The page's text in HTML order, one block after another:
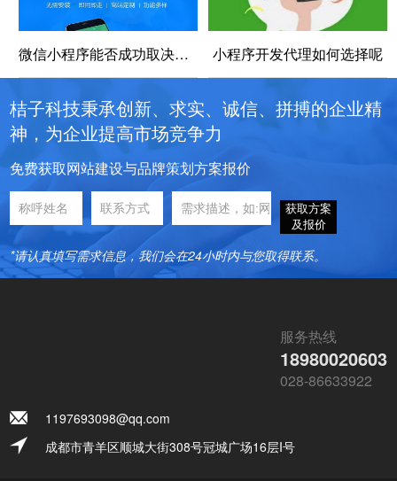
微信小程序能否成功取决于微信的开放程序 小程序开发代理如何选择呢
桔子科技秉承创新、求实、诚信、拼搏的企业精
神，为企业提高市场竞争力
免费获取网站建设与品牌策划方案报价
获取方案
及报价
*请认真填写需求信息，我们会在24小时内与您取得联系。
服务热线
18980020603
028-86633922
1197693098@qq.com
成都市青羊区顺城大街308号冠城广场16层I号